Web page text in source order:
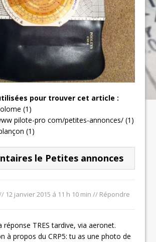
pour trouver cet article :
(1)
pilote-pro com/petites-annonces/ (1)
(1)
le Petites annonces
12 janvier 2015 á 11 h 10 min // Répondre
réponse TRES tardive, via aeronet.
à propos du CRP5: tu as une photo de